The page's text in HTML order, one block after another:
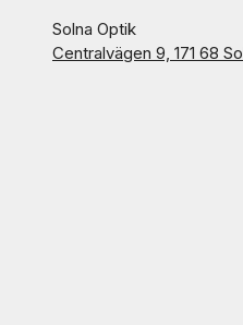
Solna Optik
Centralvägen 9, 171 68